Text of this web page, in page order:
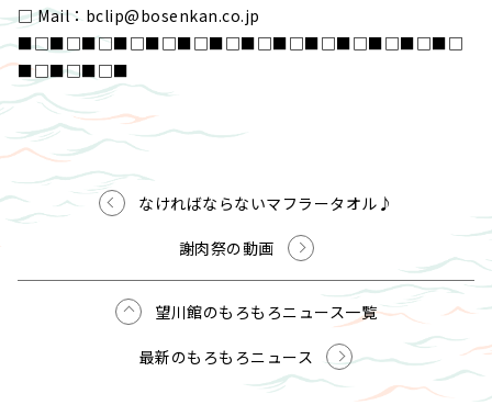
□ Mail：bclip@bosenkan.co.jp
■□■□■□■□■□■□■□■□■□■□■□■□■□■□
■□■□■□■
なければならないマフラータオル♪
謝肉祭の動画
望川館のもろもろニュース一覧
最新のもろもろニュース